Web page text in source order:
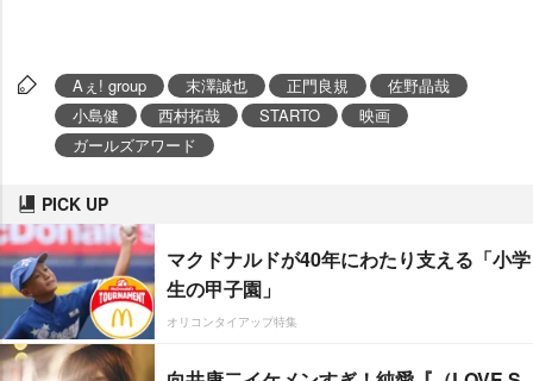
Aぇ! group 末澤誠也 正門良規
佐野晶哉
小島健
西村拓哉 STARTO
映画
ガールズアワード
PICK UP
マクドナルドが40年にわたり支える「小学
生の甲子園」
オリコンタイアップ特集